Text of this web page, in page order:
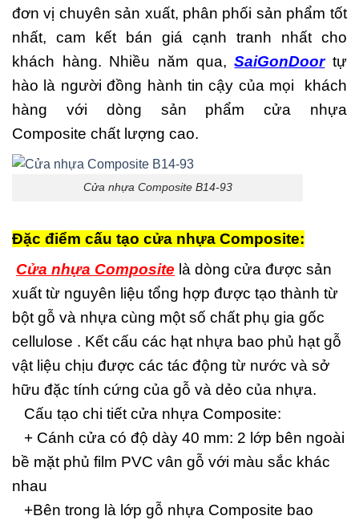
composite
Nơi bán cửa
nhựa Composite,
cửa nhựa Composite uy tín
Sản xuất cửa nhựa
đơn vị chuyên sản xuất, phân phối sản phẩm tốt
nhất, cam kết bán giá cạnh tranh nhất cho
khách hàng. Nhiều năm qua,SaiGonDoortự
hào là người đồng hành tin cậy của mọi khách
hàng với dòng sản phẩm cửa nhựa
Composite chất lượng cao.
Cửa nhựa Composite B14-93
Đặc điểm cấu tạo cửa nhựa Composite:
Cửa nhựa Composite là dòng cửa được sản
xuất từ nguyên liệu tổng hợp được tạo thành từ
bột gỗ và nhựa cùng một số chất phụ gia gốc
cellulose . Kết cấu các hạt nhựa bao phủ hạt gỗ
vật liệu chịu được các tác động từ nước và sở
hữu đặc tính cứng của gỗ và dẻo của nhựa.
Cấu tạo chi tiết cửa nhựa Composite:
+ Cánh cửa có độ dày 40 mm: 2 lớp bên ngoài
bề mặt phủ film PVC vân gỗ với màu sắc khác
nhau
+Bên trong là lớp gỗ nhựa Composite bao